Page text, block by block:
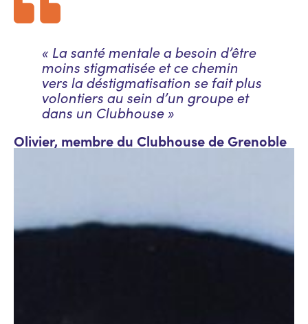
« La santé mentale a besoin d’être
moins stigmatisée et ce chemin
vers la déstigmatisation se fait plus
volontiers au sein d’un groupe et
dans un Clubhouse »
Olivier, membre du Clubhouse de Grenoble